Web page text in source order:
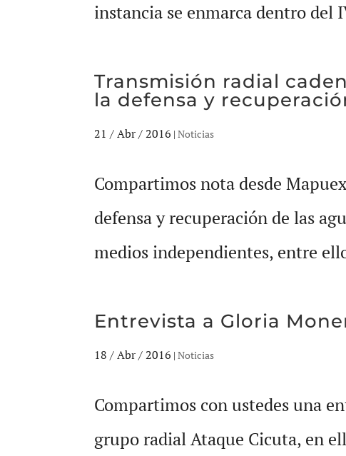
instancia se enmarca dentro del
Transmisión radial
la defensa y
21 / Abr / 2016 | Noticias
Compartimos nota desde
defensa y recuperación de las
medios independientes, entre
Entrevista a Gloria
18 / Abr / 2016 | Noticias
Compartimos con ustedes una
grupo radial Ataque Cicuta, en